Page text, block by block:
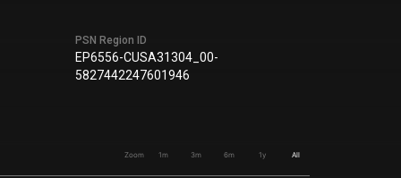
PSN Region ID
EP6556-CUSA31304_00-
5827442247601946
Zoom 1m 3m 6m 1y All